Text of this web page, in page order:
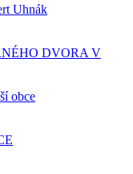
Uhnák
DVORA V
obce